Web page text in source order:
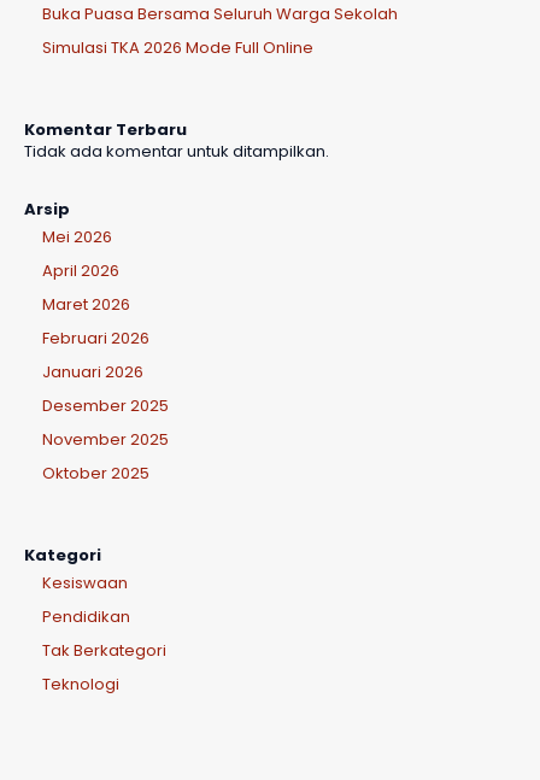
Buka Puasa Bersama Seluruh Warga Sekolah
Simulasi TKA 2026 Mode Full Online
Komentar Terbaru
Tidak ada komentar untuk ditampilkan.
Arsip
Mei 2026
April 2026
Maret 2026
Februari 2026
Januari 2026
Desember 2025
November 2025
Oktober 2025
Kategori
Kesiswaan
Pendidikan
Tak Berkategori
Teknologi